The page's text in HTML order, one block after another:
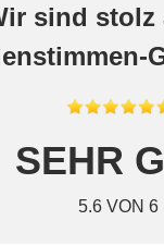
sind stolz
SEHR
5.6 VON 6